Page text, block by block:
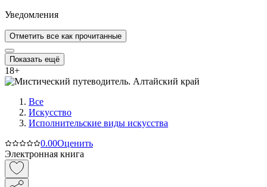
Уведомления
Отметить все как прочитанные
Показать ещё
18+
Все
Искусство
Исполнительские виды искусства
0.00Оценить
Электронная книга